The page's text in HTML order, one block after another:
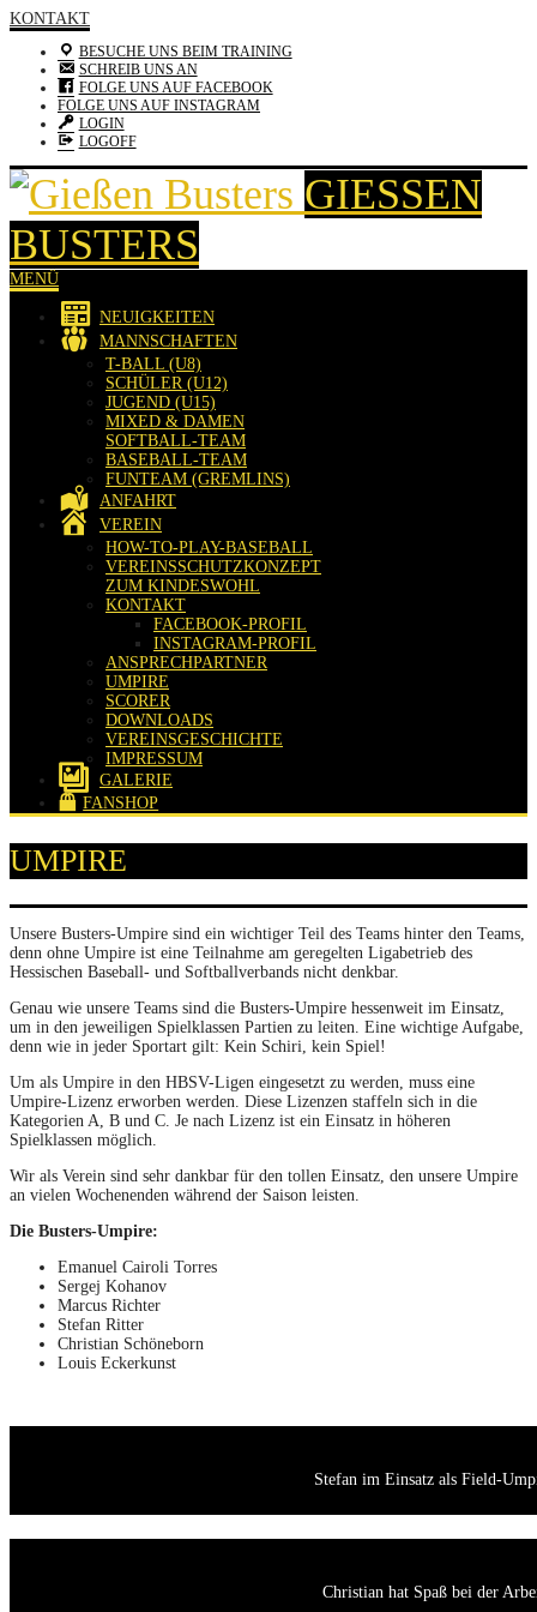
KONTAKT
BESUCHE UNS BEIM TRAINING
SCHREIB UNS AN
FOLGE UNS AUF FACEBOOK
FOLGE UNS AUF INSTAGRAM
LOGIN
LOGOFF
GIESSEN B
USTERS
MENÜ
NEUIGKEITEN
MANNSCHAFTEN
T-BALL (U8)
SCHÜLER (U12)
JUGEND (U15)
MIXED & DAMEN
SOFTBALL-TEAM
BASEBALL-TEAM
FUNTEAM (GREMLINS)
ANFAHRT
VEREIN
HOW-TO-PLAY-BASEBALL
VEREINSSCHUTZKONZEPT
ZUM KINDESWOHL
KONTAKT
FACEBOOK-PROFIL
INSTAGRAM-PROFIL
ANSPRECHPARTNER
UMPIRE
SCORER
DOWNLOADS
VEREINSGESCHICHTE
IMPRESSUM
GALERIE
FANSHOP
UMPIRE
Unsere Busters-Umpire sind ein wichtiger Teil des Teams hinter den Teams,
denn ohne Umpire ist eine Teilnahme am geregelten Ligabetrieb des
Hessischen Baseball- und Softballverbands nicht denkbar.
Genau wie unsere Teams sind die Busters-Umpire hessenweit im Einsatz,
um in den jeweiligen Spielklassen Partien zu leiten. Eine wichtige Aufgabe,
denn wie in jeder Sportart gilt: Kein Schiri, kein Spiel!
Um als Umpire in den HBSV-Ligen eingesetzt zu werden, muss eine
Umpire-Lizenz erworben werden. Diese Lizenzen staffeln sich in die
Kategorien A, B und C. Je nach Lizenz ist ein Einsatz in höheren
Spielklassen möglich.
Wir als Verein sind sehr dankbar für den tollen Einsatz, den unsere Umpire
an vielen Wochenenden während der Saison leisten.
Die Busters-Umpire:
Emanuel Cairoli Torres
Sergej Kohanov
Marcus Richter
Stefan Ritter
Christian Schöneborn
Louis Eckerkunst
Stefan im Einsatz als Field-
Christian hat Spaß bei der